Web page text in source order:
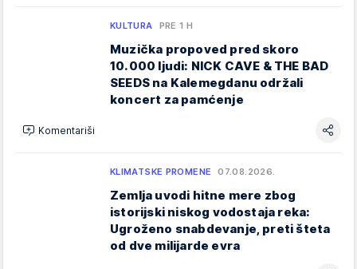
KULTURA PRE 1 H
Muzička propoved pred skoro
10.000 ljudi: NICK CAVE & THE BAD
SEEDS na Kalemegdanu održali
koncert za pamćenje
Komentariši
KLIMATSKE PROMENE 07.08.2026.
Zemlja uvodi hitne mere zbog
istorijski niskog vodostaja reka:
Ugroženo snabdevanje, preti šteta
od dve milijarde evra